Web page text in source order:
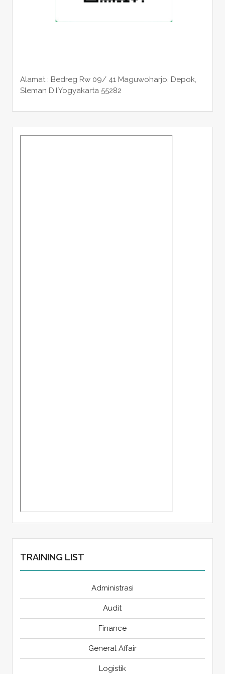
Alamat : Bedreg Rw 09/ 41 Maguwoharjo, Depok,
Sleman D.I.Yogyakarta 55282
TRAINING LIST
Administrasi
Audit
Finance
General Affair
Logistik